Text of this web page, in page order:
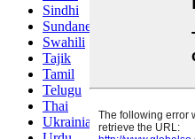
Sindhi
Sundanese
Swahili
Tajik
Tamil
Telugu
Thai
Ukrainian